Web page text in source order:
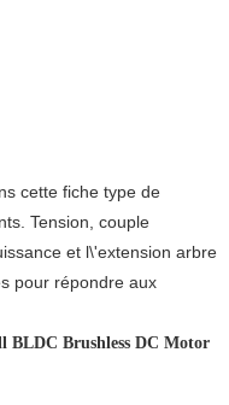
cette fiche type de
Tension, couple
et l\'extension arbre
pour répondre aux
BLDC Brushless DC Motor